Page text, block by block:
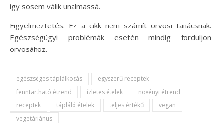
így sosem válik unalmassá.
Figyelmeztetés: Ez a cikk nem számít orvosi tanácsnak.
Egészségügyi problémák esetén mindig forduljon
orvosához.
egészséges táplálkozás
egyszerű receptek
fenntartható étrend
ízletes ételek
növényi étrend
receptek
tápláló ételek teljes értékű
vegan
vegetáriánus